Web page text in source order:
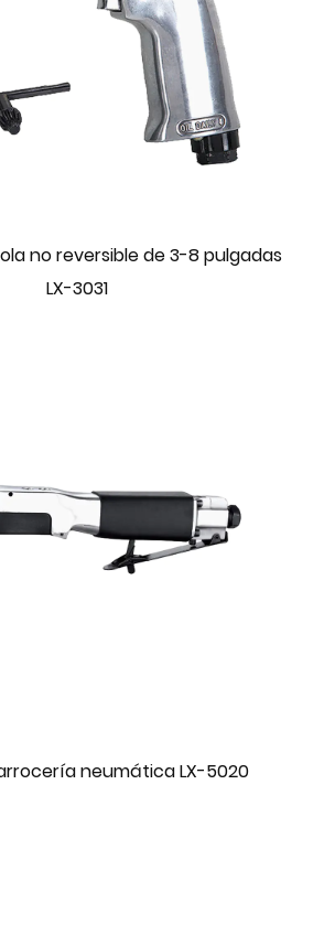
no reversible de 3-8 pulgadas
LX-3031
neumática LX-5020